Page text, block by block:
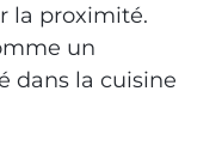
la proximité.
un
dans la cuisine